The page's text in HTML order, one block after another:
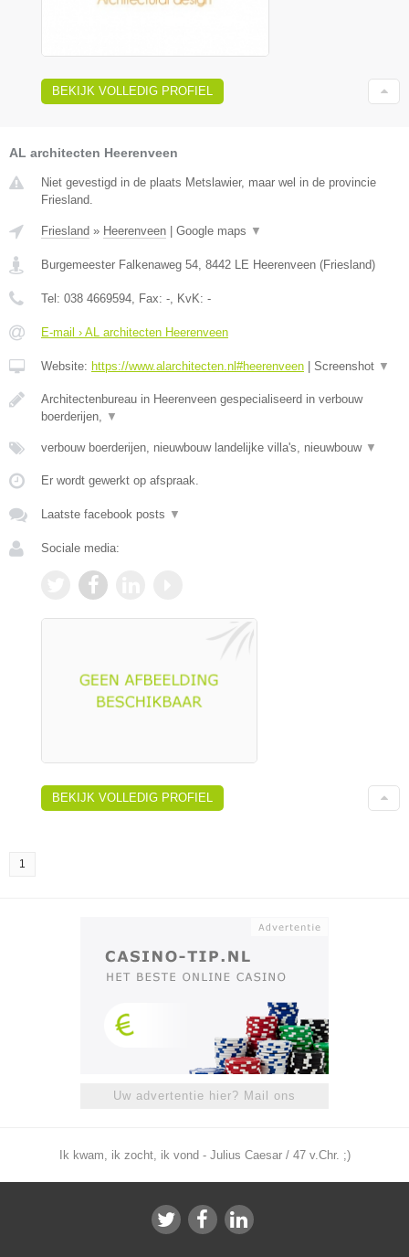
BEKIJK VOLLEDIG PROFIEL
AL architecten Heerenveen
Niet gevestigd in de plaats Metslawier, maar wel in de provincie
Friesland.
Friesland » Heerenveen Google maps ▼
Burgemeester Falkenaweg 54, 8442 LE Heerenveen (Friesland)
Tel: 038 4669594, Fax: -, KvK: -
E-mail › AL architecten Heerenveen
Website: https://www.alarchitecten.nl#heerenveen Screenshot ▼
Architectenbureau in Heerenveen gespecialiseerd in verbouw
boerderijen, ▼
verbouw boerderijen, nieuwbouw landelijke villa's, nieuwbouw ▼
Er wordt gewerkt op afspraak.
Laatste facebook posts ▼
Sociale media:
BEKIJK VOLLEDIG PROFIEL
1
Uw advertentie hier? Mail ons
Ik kwam, ik zocht, ik vond - Julius Caesar / 47 v.Chr. ;)